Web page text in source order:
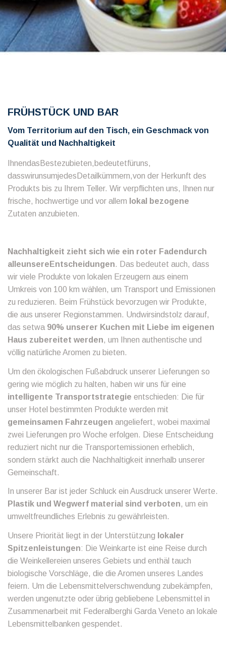
FRÜHSTÜCK UND BAR
Vom Territorium auf den Tisch, ein Geschmack von
Qualität und Nachhaltigkeit
IhnendasBestezubieten,bedeutetfüruns,
dasswirunsumjedesDetailkümmern,von der Herkunft des
Produkts bis zu Ihrem Teller. Wir verpflichten uns, Ihnen nur
frische, hochwertige und vor allem lokal bezogene
Zutaten anzubieten.
Nachhaltigkeit zieht sich wie ein roter Fadendurch
alleunsereEntscheidungen. Das bedeutet auch, dass
wir viele Produkte von lokalen Erzeugern aus einem
Umkreis von 100 km wählen, um Transport und Emissionen
zu reduzieren. Beim Frühstück bevorzugen wir Produkte,
die aus unserer Regionstammen. Undwirsindstolz darauf,
das setwa 90% unserer Kuchen mit Liebe im eigenen
Haus zubereitet werden, um Ihnen authentische und
völlig natürliche Aromen zu bieten.
Um den ökologischen Fußabdruck unserer Lieferungen so
gering wie möglich zu halten, haben wir uns für eine
intelligente Transportstrategie entschieden: Die für
unser Hotel bestimmten Produkte werden mit
gemeinsamen Fahrzeugen angeliefert, wobei maximal
zwei Lieferungen pro Woche erfolgen. Diese Entscheidung
reduziert nicht nur die Transportemissionen erheblich,
sondern stärkt auch die Nachhaltigkeit innerhalb unserer
Gemeinschaft.
In unserer Bar ist jeder Schluck ein Ausdruck unserer Werte.
Plastik und Wegwerf material sind verboten, um ein
umweltfreundliches Erlebnis zu gewährleisten.
Unsere Priorität liegt in der Unterstützung lokaler
Spitzenleistungen: Die Weinkarte ist eine Reise durch
die Weinkellereien unseres Gebiets und enthäl tauch
biologische Vorschläge, die die Aromen unseres Landes
feiern. Um die Lebensmittelverschwendung zubekämpfen,
werden ungenutzte oder übrig gebliebene Lebensmittel in
Zusammenarbeit mit Federalberghi Garda Veneto an lokale
Lebensmittelbanken gespendet.